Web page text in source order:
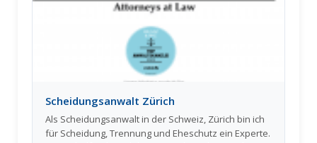
Hyperhidrose – bei uns stehen Fachkompetenz,
Individualität und Natürlichkeit im Fokus. Unser
umfassendes Angebot umfasst klassische
Regionen wie Zornesfalte, Stirnfalten, Krähenfüße,
sowie Spezialbehandlungen für Lip Flip, Gummy
Smile, hängende Mundwinkel, Erdbeerkinn,
oder das innovative Toxinlift nach Cotofana. Mit fein
dosierten Injektionen erzielen wir sichtbare, aber
dezente Ergebnisse – ohne „Frozen Look“.
Scheidungsanwalt Zürich
Als Scheidungsanwalt in der Schweiz, Zürich bin ich
für Scheidung, Trennung und Eheschutz ein Experte.